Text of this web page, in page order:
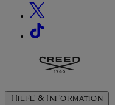
Hilfe & Information